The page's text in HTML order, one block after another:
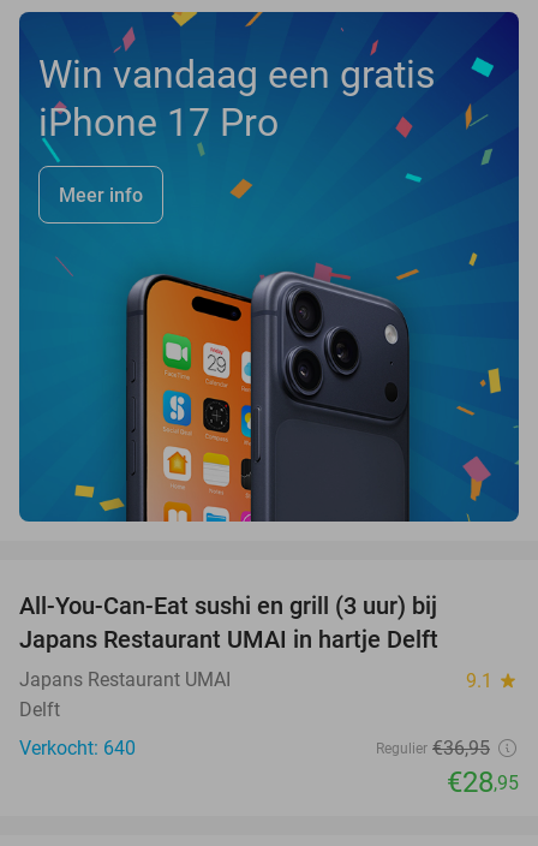
Win vandaag een gratis
iPhone 17 Pro
Meer info
All-You-Can-Eat sushi en grill (3 uur) bij
Japans Restaurant UMAI in hartje Delft
Japans Restaurant UMAI 9.1 star
Delft
Verkocht: 640
Regulier €36,95
€28,95